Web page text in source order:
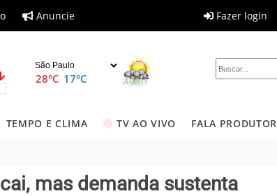
Anuncie Fazer login
28°C 17°C
TEMPO E CLIMA TV AO VIVO FALA PRODUTOR
mas demanda sustenta